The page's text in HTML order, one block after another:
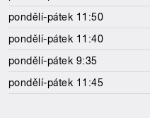
pondělí-pátek 11:50
pondělí-pátek 11:40
pondělí-pátek 9:35
pondělí-pátek 11:45